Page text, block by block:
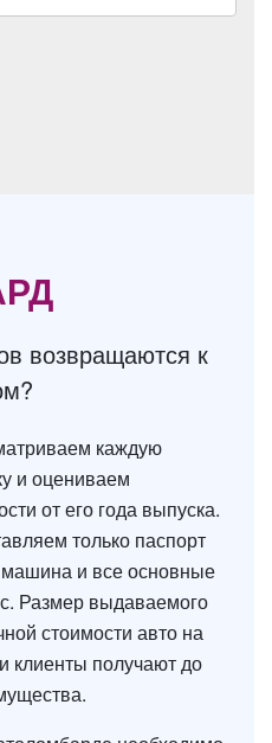
возвращаются к
каждую
и оцениваем
от его года выпуска.
только паспорт
машина и все основные
Размер выдаваемого
стоимости авто на
получают до